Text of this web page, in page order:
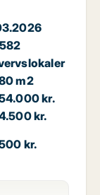
m2
kr.
kr.
kr.